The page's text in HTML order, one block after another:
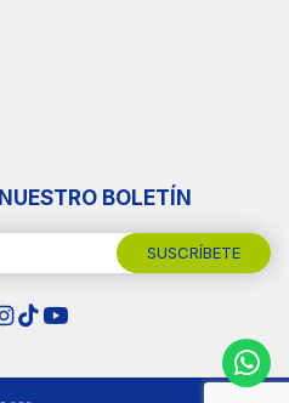
BOLETÍN
SUSCRÍBETE